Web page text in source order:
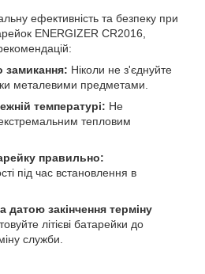
ефективність та безпеку при
ENERGIZER CR2016,
замикання: Ніколи не з'єднуйте
металевими предметами.
температурі: Не
тепловим
правильно:
під час встановлення в
датою закінчення терміну
літієві батарейки до
служби.